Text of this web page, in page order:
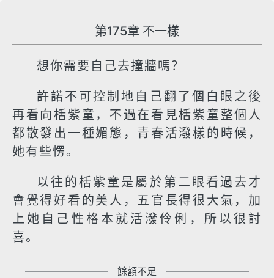
第175章 不一樣
想你需要自己去撞牆嗎？
許諾不可控制地自己翻了個白眼之後
再看向栝紫童，不過在看見栝紫童整個人
都散發出一種媚態，青春活潑樣的時候，
她有些愣。
以往的栝紫童是屬於第二眼看過去才
會覺得好看的美人，五官長得很大氣，加
上她自己性格本就活潑伶俐，所以很討
喜。
餘額不足